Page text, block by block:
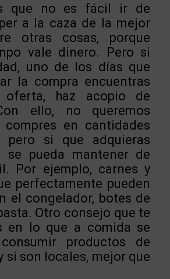
que no es fácil ir de
a la caza de la mejor
otras cosas, porque
vale dinero. Pero si
uno de los días que
la compra encuentras
oferta, haz acopio de
ello, no queremos
en cantidades
pero si que adquieras
se pueda mantener de
Por ejemplo, carnes y
perfectamente pueden
el congelador, botes de
Otro consejo que te
en lo que a comida se
productos de
si son locales, mejor que